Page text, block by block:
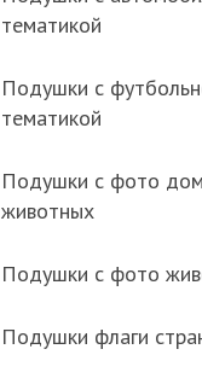
тематикой
Подушки с
тематикой
Подушки с фото
животных
Подушки с фото
Подушки флаги